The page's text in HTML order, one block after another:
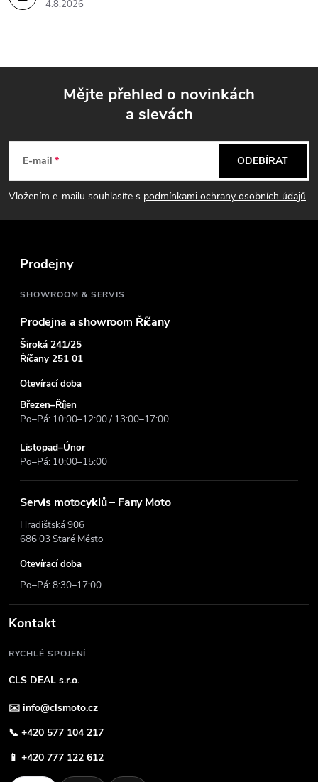
4.8.2026
p
a
Mějte přehled o novinkách
a slevách
E-mail
Vložením e-mailu souhlasíte s podmínkami ochrany osobních údajů
ODEBÍRAT
Prodejny
SHOWROOM & SERVIS
Prodejna a showroom Říčany
Široká 241/25
Říčany 251 01
Otevírací doba
Březen–Říjen
Po–Pá: 10:00–12:00 / 13:00–17:00
Listopad–Únor
Po–Pá: 10:00–15:00
Servis motocyklů – Fany Moto
Hradišťská 906
686 03 Staré Město
Otevírací doba
Po–Pá: 8:30–17:00
Kontakt
RYCHLÉ SPOJENÍ
CLS DEAL s.r.o.
✉️ info@clsmoto.cz
📞 +420 577 104 217
📱 +420 777 122 612